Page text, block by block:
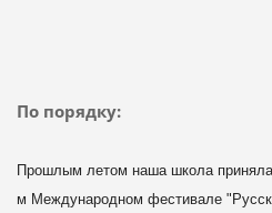
По порядку:
Прошлым летом наша школа
м Международном фестивале